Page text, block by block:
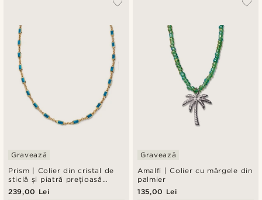
Prism | Colier din cristal de
sticlă și piatră prețioasă
albastră, în ton auriu
Gravează
239,00 Lei
Amalfi | Colier cu mărgele din
palmier
Gravează
135,00 Lei